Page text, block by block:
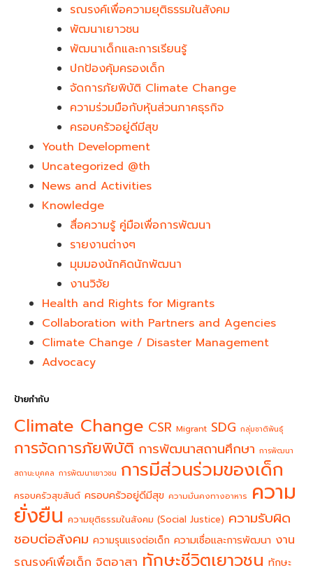
รณรงค์เพื่อความยุติธรรมในสังคม
พัฒนาเยาวชน
พัฒนาเด็กและการเรียนรู้
ปกป้องคุ้มครองเด็ก
จัดการภัยพิบัติ Climate Change
ความร่วมมือกับหุ้นส่วนภาคธุรกิจ
ครอบครัวอยู่ดีมีสุข
Youth Development​
Uncategorized @th
News and Activities
Knowledge
สื่อความรู้ คู่มือเพื่อการพัฒนา
รายงานต่างๆ
มุมมองนักคิดนักพัฒนา
งานวิจัย
Health and Rights for Migrants
Collaboration with Partners and Agencies
Climate Change / Disaster Management
Advocacy
ป้ายกำกับ
Climate Change CSR Migrant SDG กลุ่มชาติพันธุ์
การจัดการภัยพิบัติ การพัฒนาสถานศึกษา การพัฒนา
สถานะบุคคล การพัฒนาเยาวชน การมีส่วนร่วมของเด็ก
ครอบครัวสุขสันต์ ครอบครัวอยู่ดีมีสุข ความมั่นคงทางอาหาร ความ
ยั่งยืน ความยุติธรรมในสังคม (Social Justice) ความรับผิด
ชอบต่อสังคม ความรุนแรงต่อเด็ก ความเชื่อและการพัฒนา งาน
รณรงค์เพื่อเด็ก จิตอาสา ทักษะชีวิตเยาวชน ทักษะ